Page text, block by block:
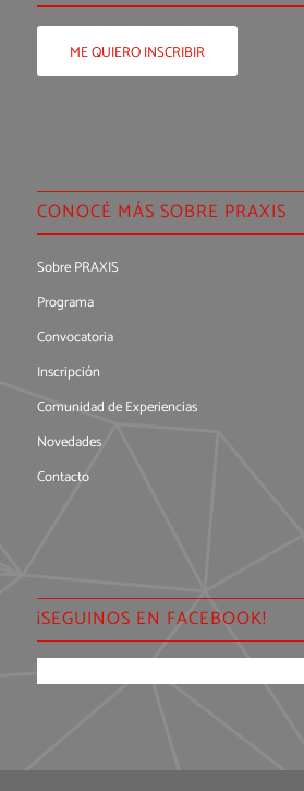
ME QUIERO INSCRIBIR
CONOCÉ MÁS SOBRE PRAXIS
Sobre PRAXIS
Programa
Convocatoria
Inscripción
Comunidad de Experiencias
Novedades
Contacto
¡SEGUINOS EN FACEBOOK!